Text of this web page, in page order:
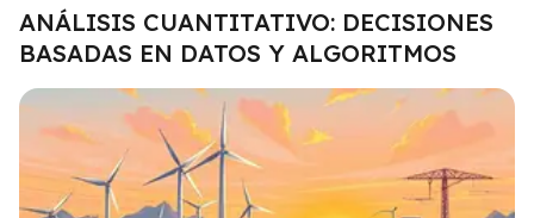
ANÁLISIS CUANTITATIVO: DECISIONES
BASADAS EN DATOS Y ALGORITMOS